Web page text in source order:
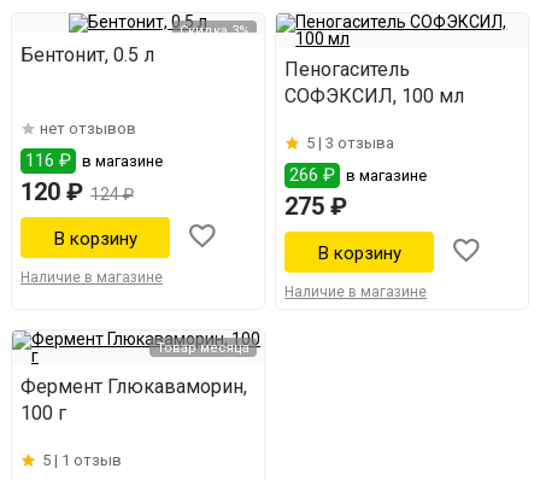
Скидка 3%
Бентонит, 0.5 л
нет отзывов
116 ₽ в магазине
120 ₽ 124 ₽
Наличие в магазине
Пеногаситель
СОФЭКСИЛ, 100 мл
5 |3 отзыва
266 ₽ в магазине
275 ₽
Наличие в магазине
Товар месяца
Фермент Глюкаваморин,
100 г
5 | 1 отзыв